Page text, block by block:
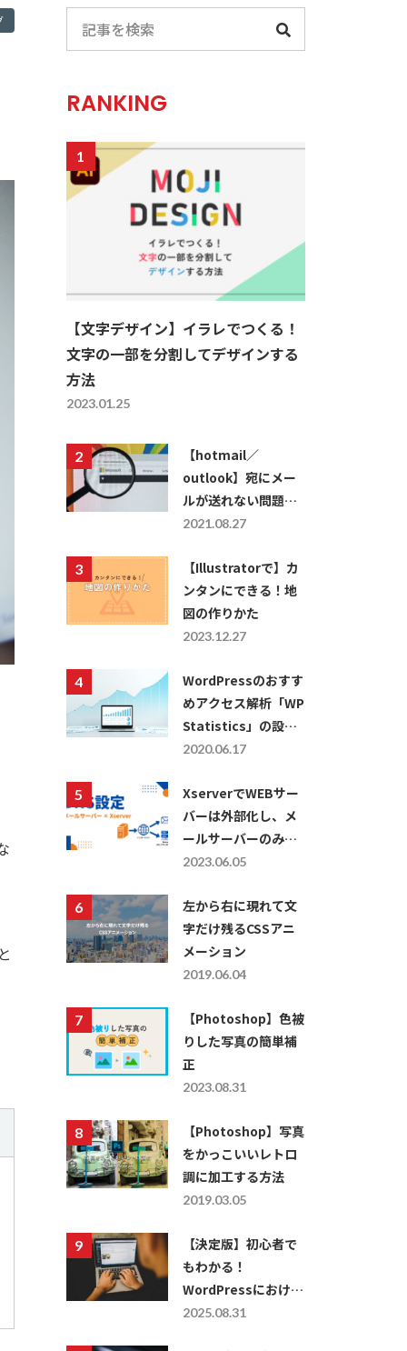
RANKING
【文字デザイン】イラレでつくる！
文字の一部を分割してデザインする
方法
2023.01.25
【hotmail／
outlook】宛にメー
ルが送れない問題を
解決する方法
2021.08.27
【Illustratorで】カ
ンタンにできる！地
図の作りかた
2023.12.27
WordPressのおすす
めアクセス解析「WP
Statistics」の設定
方法・使い方につい
2020.06.17
XserverでWEBサー
バーは外部化し、メ
ールサーバーのみを
利用したい場合の
2023.06.05
左から右に現れて文
字だけ残るCSSアニ
メーション
2019.06.04
【Photoshop】色被
りした写真の簡単補
正
2023.08.31
【Photoshop】写真
をかっこいいレトロ
調に加工する方法
2019.03.05
【決定版】初心者で
もわかる！
WordPressにおける
レスポンシブ対応の
2025.08.31